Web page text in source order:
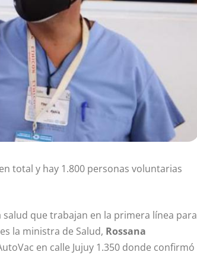
total y hay 1.800 personas voluntarias
que trabajan en la primera línea para
la ministra de Salud, Rossana
en calle Jujuy 1.350 donde confirmó